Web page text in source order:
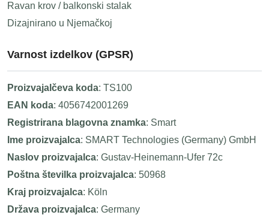
Ravan krov / balkonski stalak
Dizajnirano u Njemačkoj
Varnost izdelkov (GPSR)
Proizvajalčeva koda: TS100
EAN koda: 4056742001269
Registrirana blagovna znamka: Smart
Ime proizvajalca: SMART Technologies (Germany) GmbH
Naslov proizvajalca: Gustav-Heinemann-Ufer 72c
Poštna številka proizvajalca: 50968
Kraj proizvajalca: Köln
Država proizvajalca: Germany